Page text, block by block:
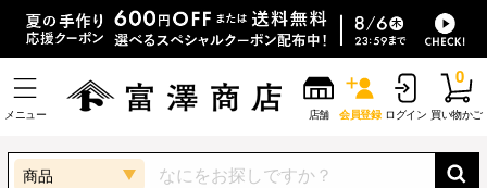
メニュー 店舗 会員登録 ログイン 買い物かご
0
商品